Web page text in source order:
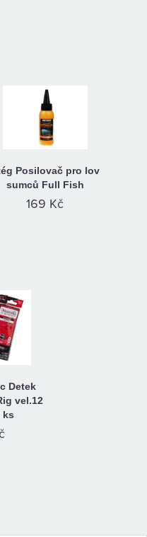
Posilovač pro lov
sumců Full Fish
169 Kč
Detek
vel.12
ks